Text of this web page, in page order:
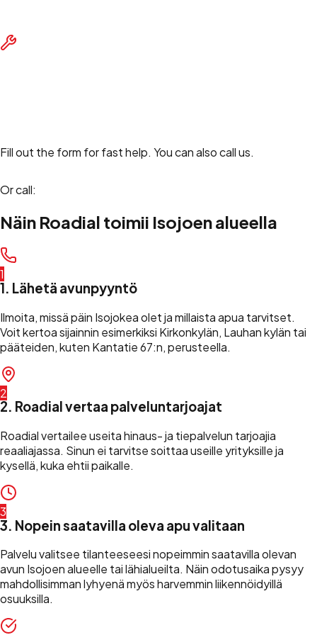
Fill out the form for fast help. You can also call us.
Or call:
Näin Roadial toimii Isojoen alueella
1
1. Lähetä avunpyyntö
Ilmoita, missä päin Isojokea olet ja millaista apua tarvitset.
Voit kertoa sijainnin esimerkiksi Kirkonkylän, Lauhan kylän tai
pääteiden, kuten Kantatie 67:n, perusteella.
2
2. Roadial vertaa palveluntarjoajat
Roadial vertailee useita hinaus- ja tiepalvelun tarjoajia
reaaliajassa. Sinun ei tarvitse soittaa useille yrityksille ja
kysellä, kuka ehtii paikalle.
3
3. Nopein saatavilla oleva apu valitaan
Palvelu valitsee tilanteeseesi nopeimmin saatavilla olevan
avun Isojoen alueelle tai lähialueilta. Näin odotusaika pysyy
mahdollisimman lyhyenä myös harvemmin liikennöidyillä
osuuksilla.